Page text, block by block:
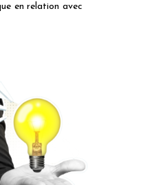
en relation avec